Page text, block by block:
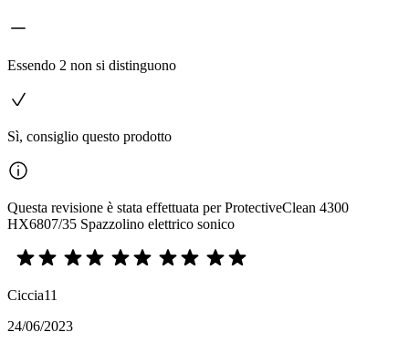
Essendo 2 non si distinguono
Sì, consiglio questo prodotto
Questa revisione è stata effettuata per ProtectiveClean 4300
HX6807/35 Spazzolino elettrico sonico
Ciccia11
24/06/2023